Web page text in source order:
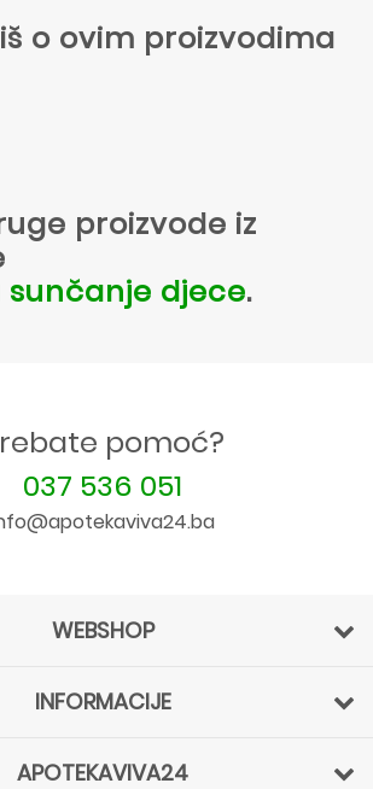
o ovim proizvodima
proizvode iz
sunčanje djece.
pomoć?
037 536 051
WEBSHOP
INFORMACIJE
APOTEKAVIVA24